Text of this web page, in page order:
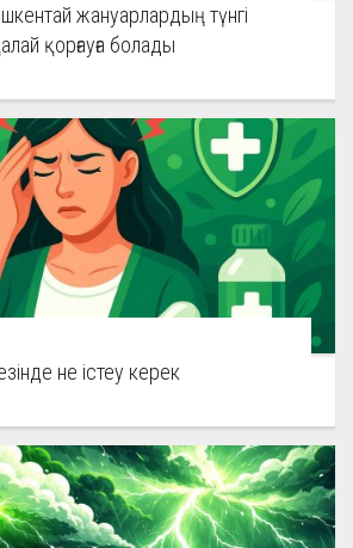
жануарлардың түнгі
қорғауға болады
не істеу керек